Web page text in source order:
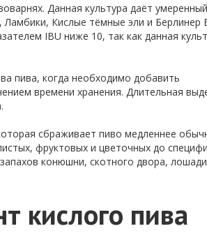
Данная культура даёт
Ламбики, Кислые тёмные эли и Берлинер
IBU ниже 10, так как данная
пива, когда необходимо добавить
времени хранения. Длительная
сбраживает пиво медленнее
фруктовых и цветочных до
конюшни, скотного двора,
кислого пива